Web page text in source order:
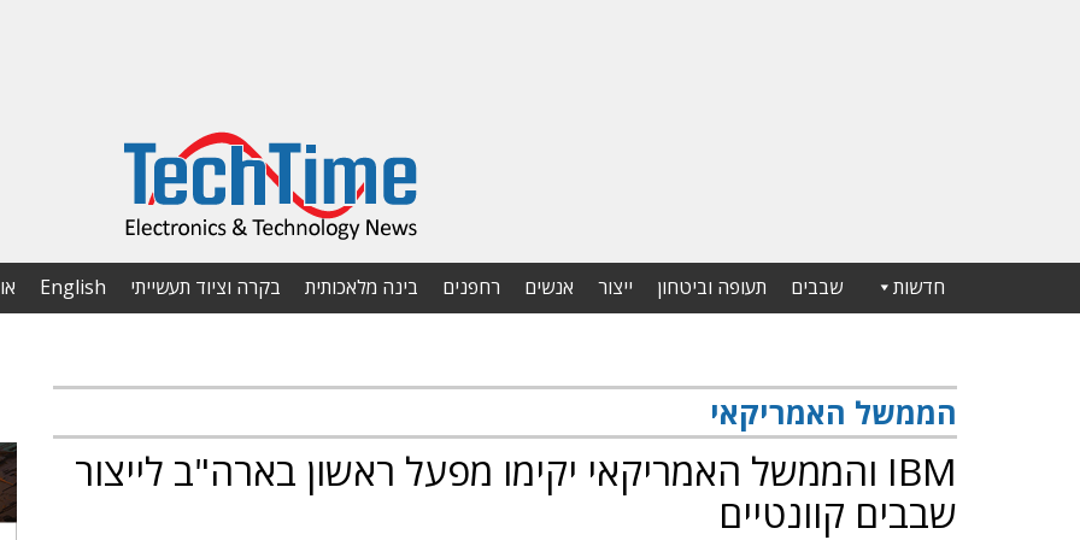
חדשות שבבים תעופה וביטחון ייצור אנשים רחפנים בינה מלאכותית בקרה וציוד תעשייתי English
הממשל האמריקאי
IBM והממשל האמריקאי יקימו מפעל ראשון בארה"ב לייצור
שבבים קוונטיים